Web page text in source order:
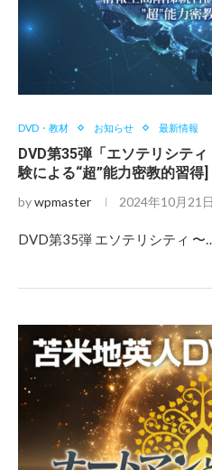
DVD・教材 お知らせ 最新情報
DVD第35弾「エソテリシテ
験による“超”能力密教的習得]
bywpmaster 2024年10月21日
DVD第35弾 エソテリシティ 〜